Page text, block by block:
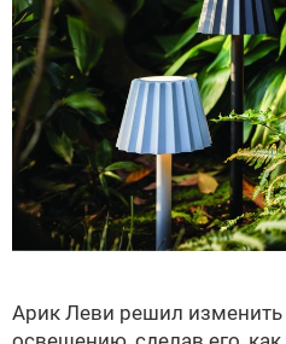
Арик Леви решил изменить